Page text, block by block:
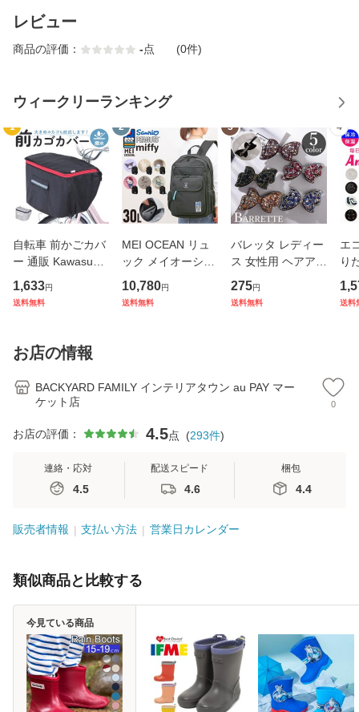
レビュー
商品の評価： -点 (0件)
ウィークリーランキング
1
自転車 前かごカバ
ー 通販 Kawasumi
カワスミ 前カゴカ
バー バスケット カ
カバー 前 Keia＋
かわ
1,633円
送料無料
2
MEI OCEAN リュ
ック メイオーシャ
ン 6206 通販 リュ
ックサック バック
10,780円
送料無料
3
バレッタ レディー
ス 女性用 ヘアアク
セサリー リボン ラ
インストーン キラ
275円
送料無料
4
エ
り
ト
ア
送料
お店の情報
BACKYARD FAMILY インテリアタウン au PAY マー
ケット店
0
お店の評価： 4.5点 (293件)
連絡・応対
4.5
配送スピード
4.6
梱包
4.4
販売者情報 支払い方法 営業日カレンダー
類似商品と比較する
今見ている商品